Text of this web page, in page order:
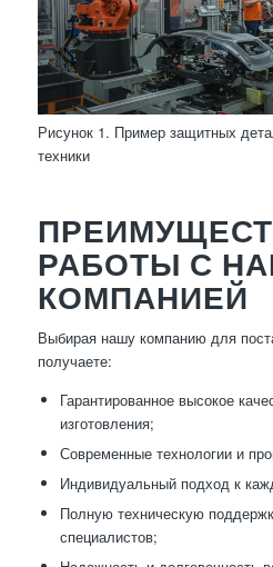
Рисунок 1. Пример защитных
техники
РАБОТЫ С
КОМПАНИЕЙ
Выбирая нашу компанию для
получаете:
Гарантированное высокое
изготовления;
Современные технологии и
Индивидуальный подход к
Полную техническую
специалистов;